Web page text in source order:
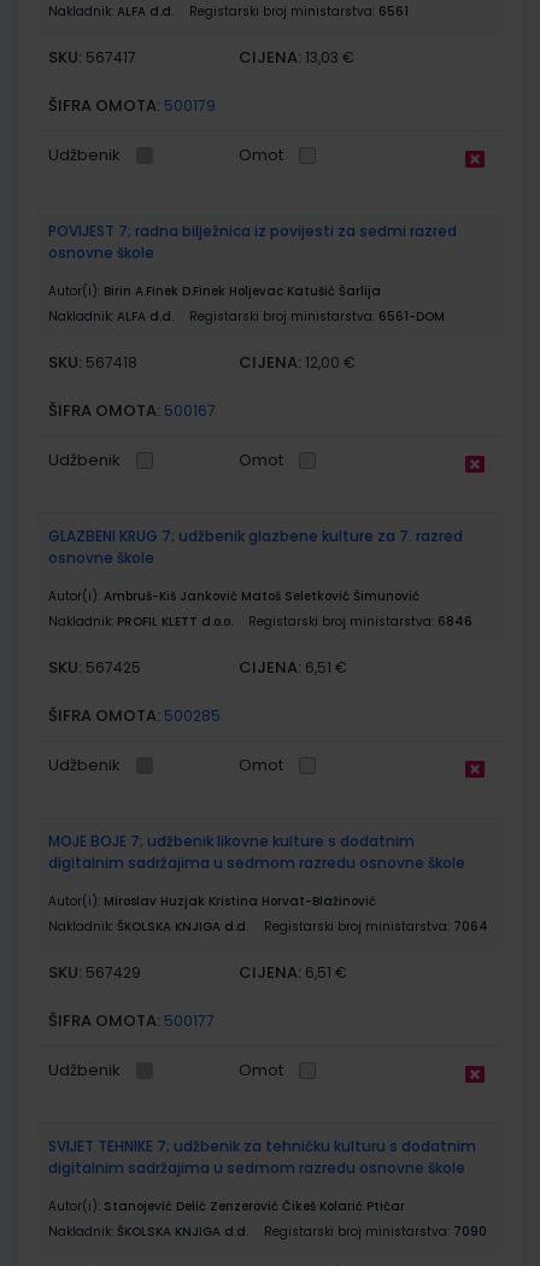
Nakladnik: ALFA d.d. Registarski broj ministarstva: 6561
SKU: 567417 CIJENA: 13,03 €
ŠIFRA OMOTA: 500179
Udžbenik Omot
POVIJEST 7; radna bilježnica iz povijesti za sedmi razred
osnovne škole
Autor(i): Birin A.Finek D.Finek Holjevac Katušić Šarlija
Nakladnik: ALFA d.d. Registarski broj ministarstva: 6561-DOM
SKU: 567418 CIJENA: 12,00 €
ŠIFRA OMOTA: 500167
Udžbenik Omot
GLAZBENI KRUG 7; udžbenik glazbene kulture za 7. razred
osnovne škole
Autor(i): Ambruš-Kiš Janković Matoš Seletković Šimunović
Nakladnik: PROFIL KLETT d.o.o. Registarski broj ministarstva: 6846
SKU: 567425 CIJENA: 6,51 €
ŠIFRA OMOTA: 500285
Udžbenik Omot
MOJE BOJE 7; udžbenik likovne kulture s dodatnim
digitalnim sadržajima u sedmom razredu osnovne škole
Autor(i): Miroslav Huzjak Kristina Horvat-Blažinović
Nakladnik: ŠKOLSKA KNJIGA d.d. Registarski broj ministarstva: 7064
SKU: 567429 CIJENA: 6,51 €
ŠIFRA OMOTA: 500177
Udžbenik Omot
SVIJET TEHNIKE 7; udžbenik za tehničku kulturu s dodatnim
digitalnim sadržajima u sedmom razredu osnovne škole
Autor(i): Stanojević Delić Zenzerović Čikeš Kolarić Ptičar
Nakladnik: ŠKOLSKA KNJIGA d.d. Registarski broj ministarstva: 7090